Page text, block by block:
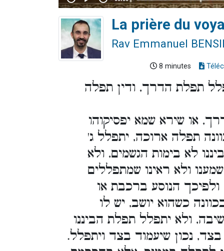
La prière du
Rav Emmanuel
8 minutes
תפלת הדרך, ודין תפלה
או שירא שמא יפסיקוהו
תפלה ארוכה, יתפלל ג'
לא בימות הגשמים, ולא
ולא ראינו שמתפללים
הנוסע ברכבת או
כשהוא יושב, יש לו
ולא יתפלל תפלת הביננו
נכון שיעמוד בצד ויתפלל.